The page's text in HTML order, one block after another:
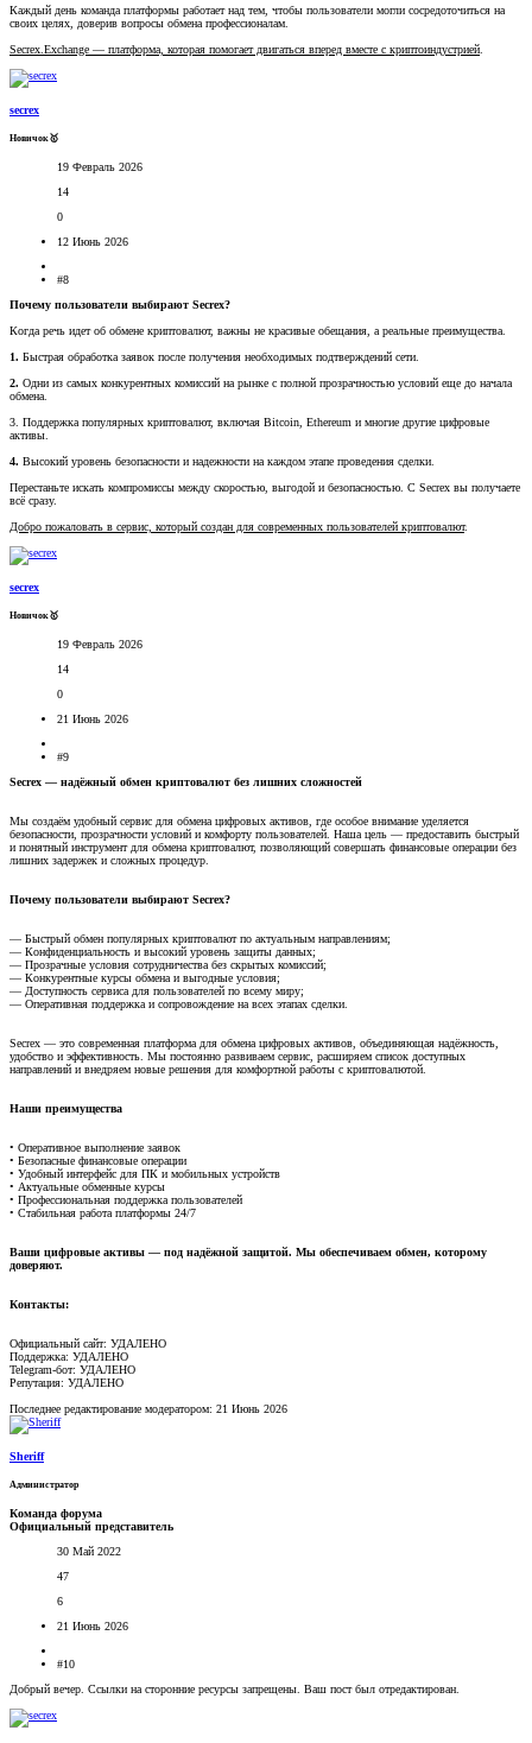
Каждый день команда платформы работает над тем, чтобы пользователи могли сосредоточиться на
своих целях, доверив вопросы обмена профессионалам.
Secrex.Exchange — платформа, которая помогает двигаться вперед вместе с криптоиндустрией
secrex
Новичок🥇
19 Февраль 2026
14
0
12 Июнь 2026
#8
Почему пользователи выбирают Secrex?
Когда речь идет об обмене криптовалют, важны не красивые обещания, а реальные преимущества.
1. Быстрая обработка заявок после получения необходимых подтверждений сети.
2. Одни из самых конкурентных комиссий на рынке с полной прозрачностью условий еще до начала
обмена.
3. Поддержка популярных криптовалют, включая Bitcoin, Ethereum и многие другие цифровые
активы.
4. Высокий уровень безопасности и надежности на каждом этапе проведения сделки.
Перестаньте искать компромиссы между скоростью, выгодой и безопасностью. С Secrex вы получаете
всё сразу.
Добро пожаловать в сервис, который создан для современных пользователей криптовалют.
secrex
Новичок🥇
19 Февраль 2026
14
0
21 Июнь 2026
#9
Secrex — надёжный обмен криптовалют без лишних сложностей
Мы создаём удобный сервис для обмена цифровых активов, где особое внимание уделяется
безопасности, прозрачности условий и комфорту пользователей. Наша цель — предоставить быстрый
и понятный инструмент для обмена криптовалют, позволяющий совершать финансовые операции без
лишних задержек и сложных процедур.
Почему пользователи выбирают Secrex?
— Быстрый обмен популярных криптовалют по актуальным направлениям;
— Конфиденциальность и высокий уровень защиты данных;
— Прозрачные условия сотрудничества без скрытых комиссий;
— Конкурентные курсы обмена и выгодные условия;
— Доступность сервиса для пользователей по всему миру;
— Оперативная поддержка и сопровождение на всех этапах сделки.
Secrex — это современная платформа для обмена цифровых активов, объединяющая надёжность,
удобство и эффективность. Мы постоянно развиваем сервис, расширяем список доступных
направлений и внедряем новые решения для комфортной работы с криптовалютой.
Наши преимущества
• Оперативное выполнение заявок
• Безопасные финансовые операции
• Удобный интерфейс для ПК и мобильных устройств
• Актуальные обменные курсы
• Профессиональная поддержка пользователей
• Стабильная работа платформы 24/7
Ваши цифровые активы — под надёжной защитой. Мы обеспечиваем обмен, которому
доверяют.
Контакты:
Официальный сайт: УДАЛЕНО
Поддержка: УДАЛЕНО
Telegram-бот: УДАЛЕНО
Репутация: УДАЛЕНО
Последнее редактирование модератором: 21 Июнь 2026
Sheriff
Администратор
Команда форума
Официальный представитель
30 Май 2022
47
6
21 Июнь 2026
#10
Добрый вечер. Ссылки на сторонние ресурсы запрещены. Ваш пост был отредактирован.